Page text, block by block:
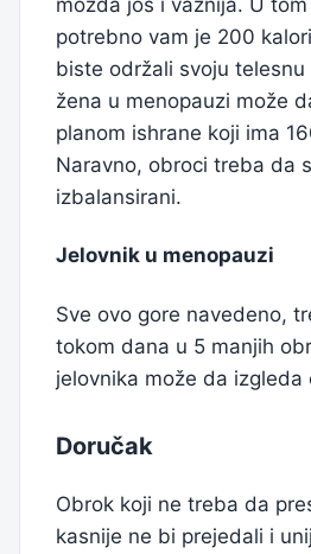
potrebno vam je 200
biste održali svoju telesnu
žena u menopauzi može
planom ishrane koji ima
Naravno, obroci treba da
izbalansirani.
Jelovnik u menopauzi
Sve ovo gore navedeno,
tokom dana u 5 manjih
jelovnika može da izgleda
Doručak
Obrok koji ne treba da
kasnije ne bi prejedali i